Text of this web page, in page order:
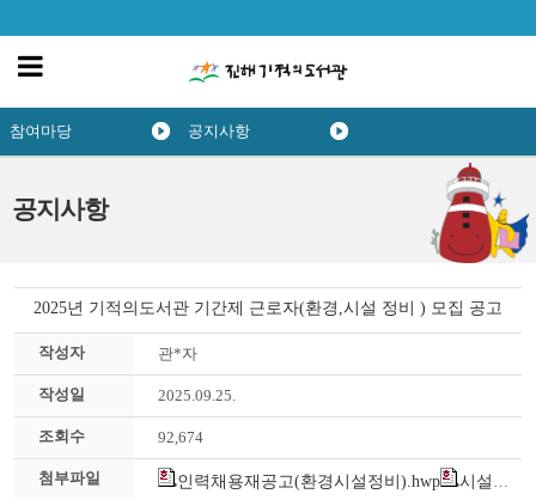
공지사항
참여마당 공지사항
2025년 기적의도서관 기간제 근로자(환경,시설 정비 ) 모집 공고
작성자 관*자
작성일 2025.09.25.
조회수 92,674
첨부파일 인력채용재공고(환경시설정비).hwp 시설관리직모집 붙임서류2025.hwp